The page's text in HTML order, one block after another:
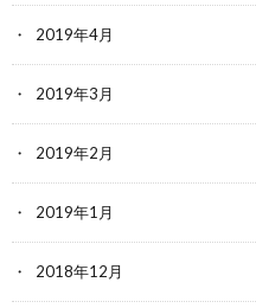
2019年4月
2019年3月
2019年2月
2019年1月
2018年12月